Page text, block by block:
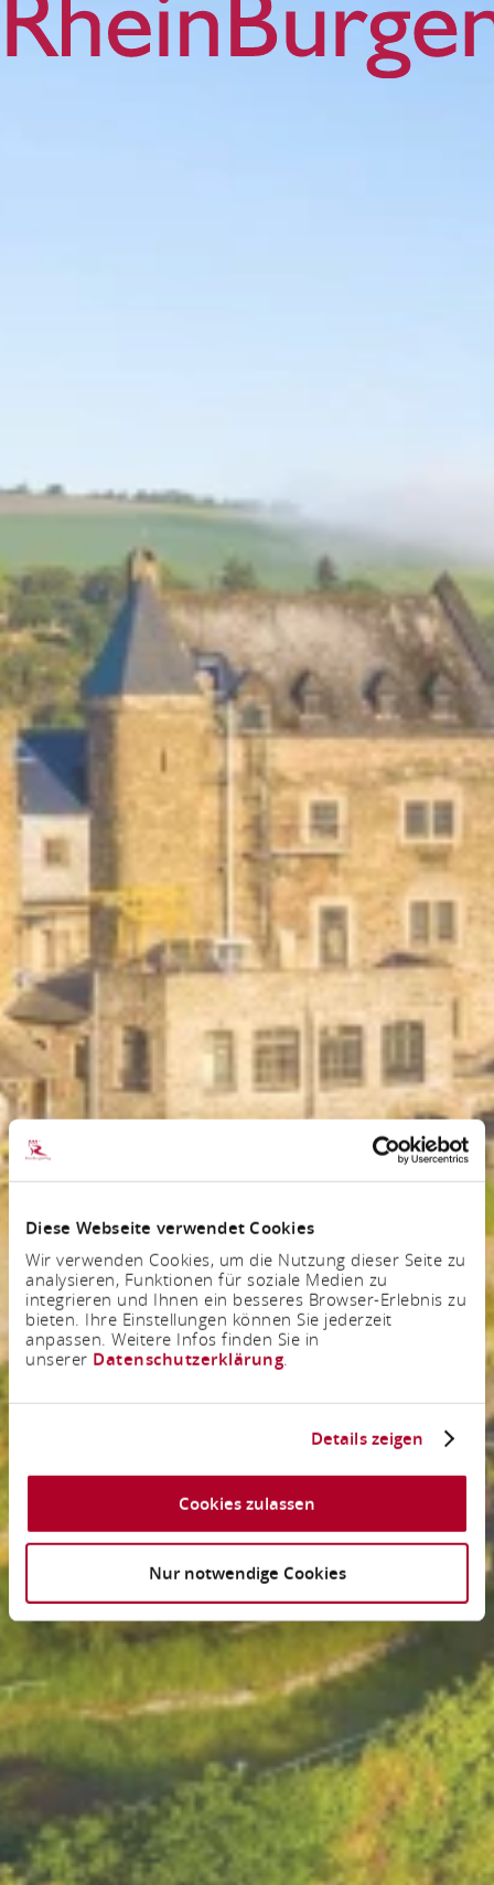
Diese Webseite verwendet Cookies
Wir verwenden Cookies, um die Nutzung dieser Seite zu
analysieren, Funktionen für soziale Medien zu
integrieren und Ihnen ein besseres Browser-Erlebnis zu
bieten. Ihre Einstellungen können Sie jederzeit
anpassen. Weitere Infos finden Sie in
unserer Datenschutzerklärung.
Details zeigen
Cookies zulassen
Nur notwendige Cookies